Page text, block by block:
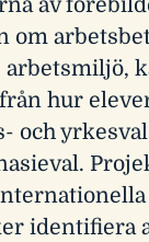
av
om
arbetsmiljö,
hur
och
identifiera